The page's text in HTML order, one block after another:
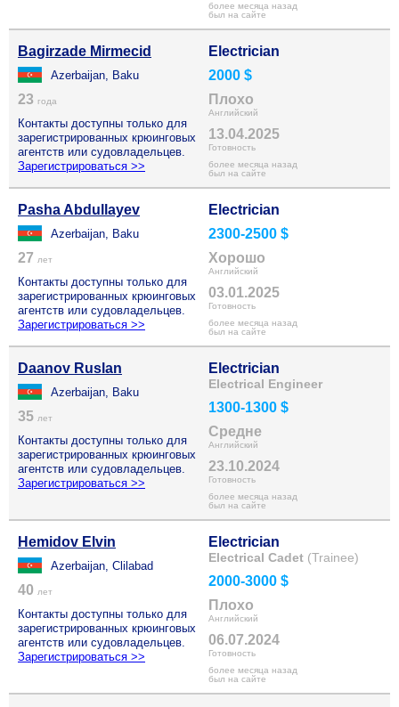
более месяца назад
был на сайте
Bagirzade Mirmecid
Azerbaijan, Baku
23 года
Контакты доступны только для
зарегистрированных крюинговых
агентств или судовладельцев.
Зарегистрироваться >>
Electrician
2000 $
Плохо
Английский
13.04.2025
Готовность
более месяца назад
был на сайте
Pasha Abdullayev
Azerbaijan, Baku
27 лет
Контакты доступны только для
зарегистрированных крюинговых
агентств или судовладельцев.
Зарегистрироваться >>
Electrician
2300-2500 $
Хорошо
Английский
03.01.2025
Готовность
более месяца назад
был на сайте
Daanov Ruslan
Azerbaijan, Baku
35 лет
Контакты доступны только для
зарегистрированных крюинговых
агентств или судовладельцев.
Зарегистрироваться >>
Electrician
Electrical Engineer
1300-1300 $
Средне
Английский
23.10.2024
Готовность
более месяца назад
был на сайте
Hemidov Elvin
Azerbaijan, Clilabad
40 лет
Контакты доступны только для
зарегистрированных крюинговых
агентств или судовладельцев.
Зарегистрироваться >>
Electrician
Electrical Cadet (Trainee)
2000-3000 $
Плохо
Английский
06.07.2024
Готовность
более месяца назад
был на сайте